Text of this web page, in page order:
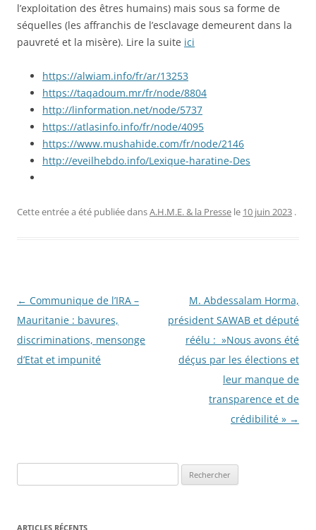
l’exploitation des êtres humains) mais sous sa forme de
séquelles (les affranchis de l’esclavage demeurent dans la
pauvreté et la misère). Lire la suite ici
https://alwiam.info/fr/ar/13253
https://taqadoum.mr/fr/node/8804
http://linformation.net/node/5737
https://atlasinfo.info/fr/node/4095
https://www.mushahide.com/fr/node/2146
http://eveilhebdo.info/Lexique-haratine-Des
Cette entrée a été publiée dansA.H.M.E. & la Presse le 10 juin 2023 .
Navigation
des
articles
← Communique de l’IRA –
Mauritanie : bavures,
discriminations, mensonge
d’Etat et impunité
M. Abdessalam Horma,
président SAWAB et député
réélu : »Nous avons été
déçus par les élections et
leur manque de
transparence et de
crédibilité » →
e
h
ARTICLES RÉCENTS